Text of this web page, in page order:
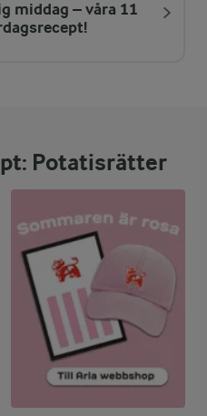
middag – våra 11
Potatisrätter